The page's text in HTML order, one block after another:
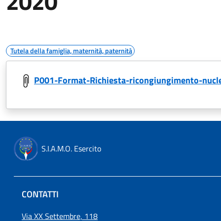
Tutela della famiglia, maternità, paternità
P001-Format-Richiesta-ricongiungimento-
S.I.A.M.O. Esercito
CONTATTI
Via XX Settembre, 118